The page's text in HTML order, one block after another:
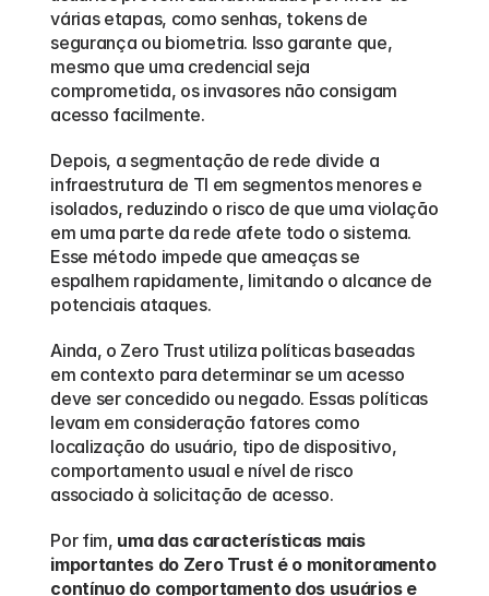
várias etapas, como senhas, tokens de
segurança ou biometria. Isso garante que,
mesmo que uma credencial seja
comprometida, os invasores não consigam
acesso facilmente.
Depois, a segmentação de rede divide a
infraestrutura de TI em segmentos menores e
isolados, reduzindo o risco de que uma violação
em uma parte da rede afete todo o sistema.
Esse método impede que ameaças se
espalhem rapidamente, limitando o alcance de
potenciais ataques.
Ainda, o Zero Trust utiliza políticas baseadas
em contexto para determinar se um acesso
deve ser concedido ou negado. Essas políticas
levam em consideração fatores como
localização do usuário, tipo de dispositivo,
comportamento usual e nível de risco
associado à solicitação de acesso.
Por fim, uma das características mais
importantes do Zero Trust é o monitoramento
contínuo do comportamento dos usuários e